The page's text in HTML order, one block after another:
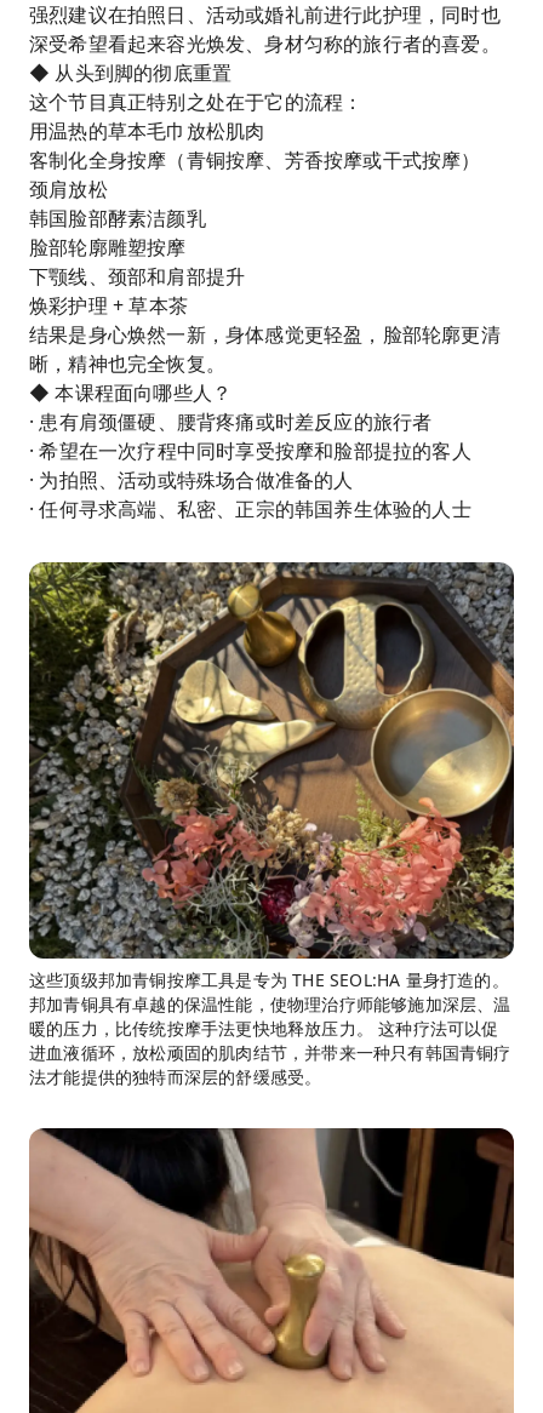
强烈建议在拍照日、活动或婚礼前进行此护理，同时也
深受希望看起来容光焕发、身材匀称的旅行者的喜爱。
◆ 从头到脚的彻底重置
这个节目真正特别之处在于它的流程：
用温热的草本毛巾放松肌肉
客制化全身按摩（青铜按摩、芳香按摩或干式按摩）
颈肩放松
韩国脸部酵素洁颜乳
脸部轮廓雕塑按摩
下颚线、颈部和肩部提升
焕彩护理 + 草本茶
结果是身心焕然一新，身体感觉更轻盈，脸部轮廓更清
晰，精神也完全恢复。
◆ 本课程面向哪些人？
· 患有肩颈僵硬、腰背疼痛或时差反应的旅行者
· 希望在一次疗程中同时享受按摩和脸部提拉的客人
· 为拍照、活动或特殊场合做准备的人
· 任何寻求高端、私密、正宗的韩国养生体验的人士
这些顶级邦加青铜按摩工具是专为 THE SEOL:HA 量身打造的。
邦加青铜具有卓越的保温性能，使物理治疗师能够施加深层、温
暖的压力，比传统按摩手法更快地释放压力。 这种疗法可以促
进血液循环，放松顽固的肌肉结节，并带来一种只有韩国青铜疗
法才能提供的独特而深层的舒缓感受。